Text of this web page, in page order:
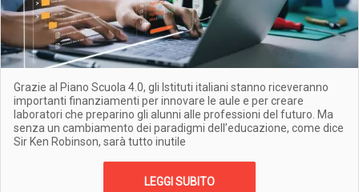
Grazie al Piano Scuola 4.0, gli Istituti italiani stanno riceveranno
importanti finanziamenti per innovare le aule e per creare
laboratori che preparino gli alunni alle professioni del futuro. Ma
senza un cambiamento dei paradigmi dell’educazione, come dice
Sir Ken Robinson, sarà tutto inutile
LEGGI SUBITO